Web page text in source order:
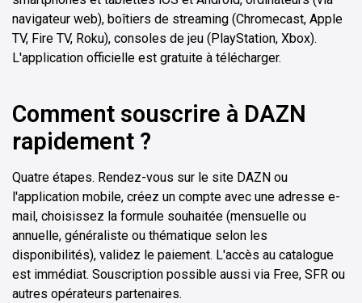
navigateur web), boîtiers de streaming (Chromecast, Apple
TV, Fire TV, Roku), consoles de jeu (PlayStation, Xbox).
L'application officielle est gratuite à télécharger.
Comment souscrire à DAZN
rapidement ?
Quatre étapes. Rendez-vous sur le site DAZN ou
l'application mobile, créez un compte avec une adresse e-
mail, choisissez la formule souhaitée (mensuelle ou
annuelle, généraliste ou thématique selon les
disponibilités), validez le paiement. L'accès au catalogue
est immédiat. Souscription possible aussi via Free, SFR ou
autres opérateurs partenaires.